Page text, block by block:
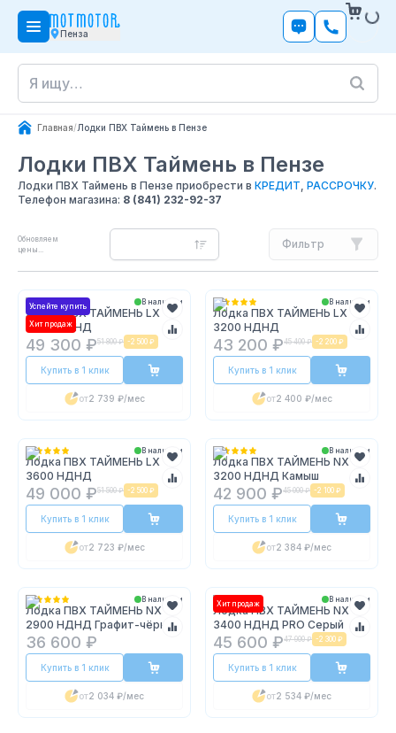
Пенза
Главная/Лодки ПВХ Таймень в Пензе
Лодки ПВХ Таймень в Пензе
Лодки ПВХ Таймень в Пензе приобрести в КРЕДИТ, РАССРОЧКУ.
Телефон магазина: 8 (841) 232-92-37
Обновляем
цены...
Фильтр
Успейте купить
Хит продаж
В наличии
Лодка ПВХ ТАЙМЕНЬ LX
3400 НДНД
49 300 ₽51 800 ₽ -2 500 ₽
Купить в 1 клик
от2 739 ₽/мес
В наличии
Лодка ПВХ ТАЙМЕНЬ LX
3200 НДНД
43 200 ₽45 400 ₽ -2 200 ₽
Купить в 1 клик
от2 400 ₽/мес
В наличии
Лодка ПВХ ТАЙМЕНЬ LX
3600 НДНД
49 000 ₽51 500 ₽ -2 500 ₽
Купить в 1 клик
от2 723 ₽/мес
В наличии
Лодка ПВХ ТАЙМЕНЬ NX
3200 НДНД Камыш
42 900 ₽45 000 ₽ -2 100 ₽
Купить в 1 клик
от2 384 ₽/мес
В наличии
Лодка ПВХ ТАЙМЕНЬ NX
2900 НДНД Графит-чёрный
36 600 ₽
Купить в 1 клик
от2 034 ₽/мес
Хит продаж В наличии
Лодка ПВХ ТАЙМЕНЬ NX
3400 НДНД PRO Серый
45 600 ₽47 900 ₽ -2 300 ₽
Купить в 1 клик
от2 534 ₽/мес